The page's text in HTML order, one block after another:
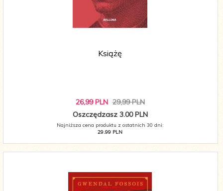
Książę
26,99 PLN 29,99 PLN
Oszczędzasz 3.00 PLN
Najniższa cena produktu z ostatnich 30 dni:
29.99 PLN